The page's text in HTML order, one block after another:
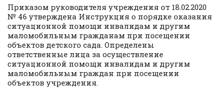
Приказом руководителя учреждения от 18.02.2020
№ 46 утверждена Инструкция о порядке оказания
ситуационной помощи инвалидам и другим
маломобильным гражданам при посещении
объектов детского сада. Определены
ответственные лица за осуществление
ситуационной помощи инвалидам и другим
маломобильным граждан при посещении
объектов учреждения.